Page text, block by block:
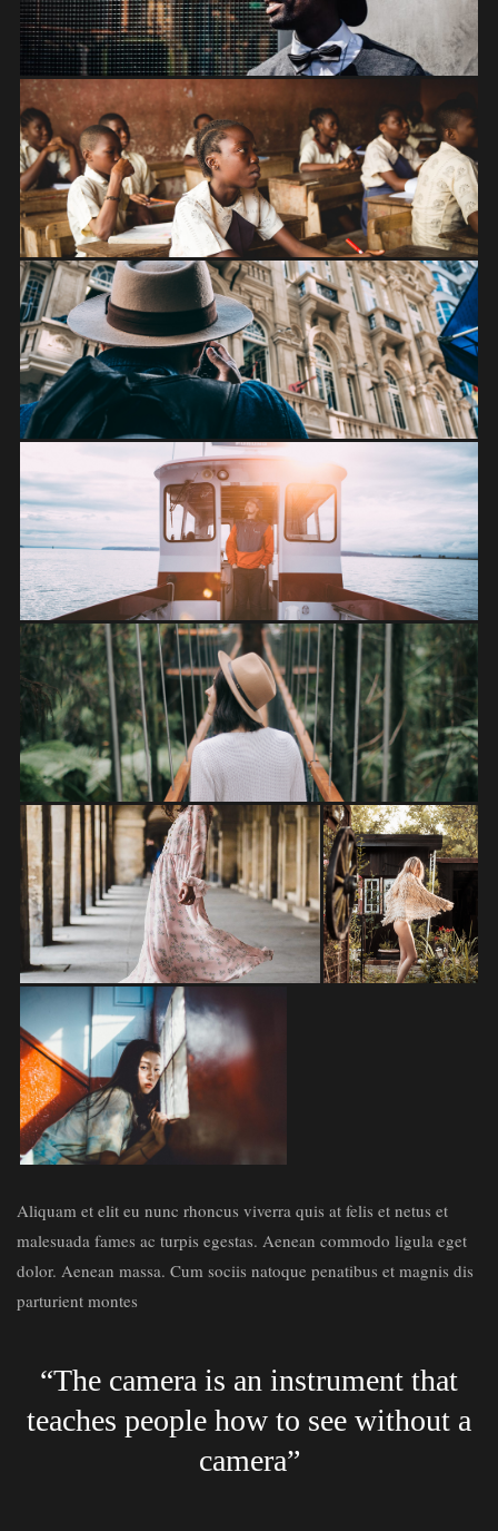
Aliquam et elit eu nunc rhoncus viverra quis at felis et netus et
malesuada fames ac turpis egestas. Aenean commodo ligula eget
dolor. Aenean massa. Cum sociis natoque penatibus et magnis dis
parturient montes
“The camera is an instrument that
teaches people how to see without a
camera”